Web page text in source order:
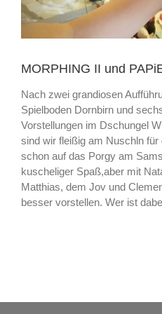
MORPHING II und
Nach zwei grandiosen
Spielboden Dornbirn und
Vorstellungen im Dschungel
sind wir fleißig am Nuschln
schon auf das Porgy am
kuscheliger Spaß,aber mit
Matthias, dem Jov und
besser vorstellen. Wer ist